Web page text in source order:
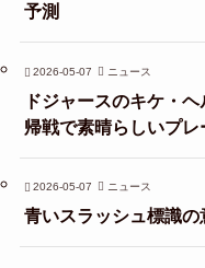
予測
2026-05-07 ニュース
ドジャースのキケ・
帰戦で素晴らしいプレ
2026-05-07 ニュース
青いスラッシュ標識